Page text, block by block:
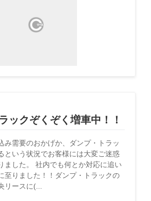
ックぞくぞく増車中！！
み需要のおかげか、ダンプ・トラッ
という状況でお客様には大変ご迷惑
ました。 社内でも何とか対応に追い
至りました！！ダンプ・トラックの
リースに(...